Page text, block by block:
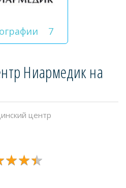
7
Ниармедик на
центр
★★★
★★★